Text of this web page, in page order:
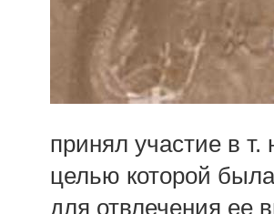
принял участие в
целью которой
для отвлечения ее